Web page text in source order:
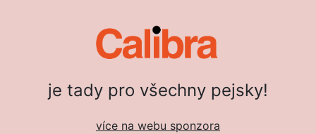
je tady pro všechny pejsky!
více na webu sponzora